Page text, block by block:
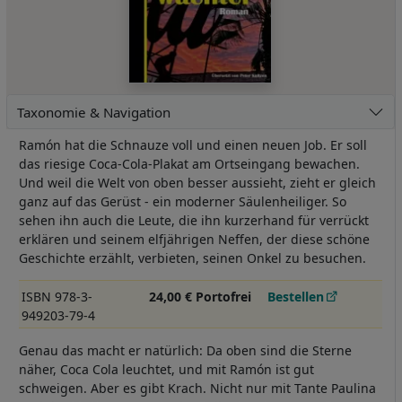
Taxonomie & Navigation
Ramón hat die Schnauze voll und einen neuen Job. Er soll
das riesige Coca-Cola-Plakat am Ortseingang bewachen.
Und weil die Welt von oben besser aussieht, zieht er gleich
ganz auf das Gerüst - ein moderner Säulenheiliger. So
sehen ihn auch die Leute, die ihn kurzerhand für verrückt
erklären und seinem elfjährigen Neffen, der diese schöne
Geschichte erzählt, verbieten, seinen Onkel zu besuchen.
ISBN 978-3-
949203-79-4
24,00 € Portofrei Bestellen
Genau das macht er natürlich: Da oben sind die Sterne
näher, Coca Cola leuchtet, und mit Ramón ist gut
schweigen. Aber es gibt Krach. Nicht nur mit Tante Paulina